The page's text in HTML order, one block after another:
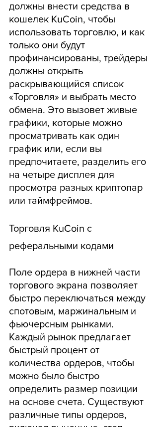
должны внести средства в
кошелек KuCoin, чтобы
использовать торговлю, и как
только они будут
профинансированы, трейдеры
должны открыть
раскрывающийся список
«Торговля» и выбрать место
обмена. Это вызовет живые
графики, которые можно
просматривать как один
график или, если вы
предпочитаете, разделить его
на четыре дисплея для
просмотра разных криптопар
или таймфреймов.
Торговля KuCoin с
реферальными кодами
Поле ордера в нижней части
торгового экрана позволяет
быстро переключаться между
спотовым, маржинальным и
фьючерсным рынками.
Каждый рынок предлагает
быстрый процент от
количества ордеров, чтобы
можно было быстро
определить размер позиции
на основе счета. Существуют
различные типы ордеров,